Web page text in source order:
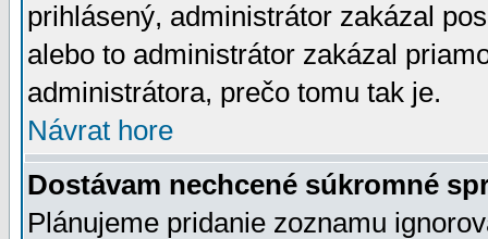
prihlásený, administrátor zakázal
alebo to administrátor zakázal
administrátora, prečo tomu tak je.
Návrat hore
Dostávam nechcené súkromné
Plánujeme pridanie zoznamu